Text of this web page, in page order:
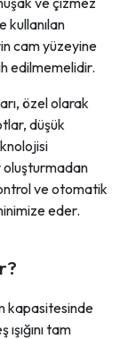
kullanılan
cam yüzeyine
edilmemelidir.
özel olarak
düşük
oluşturmadan
ve otomatik
eder.
kapasitesinde
tam